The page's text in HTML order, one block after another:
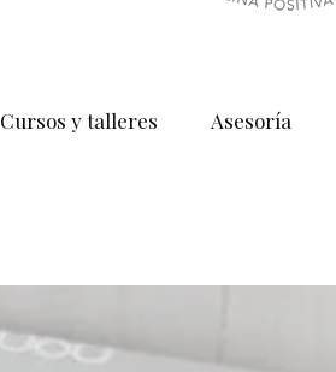
Cursos y talleres Asesoría